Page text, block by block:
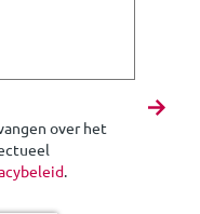
over het